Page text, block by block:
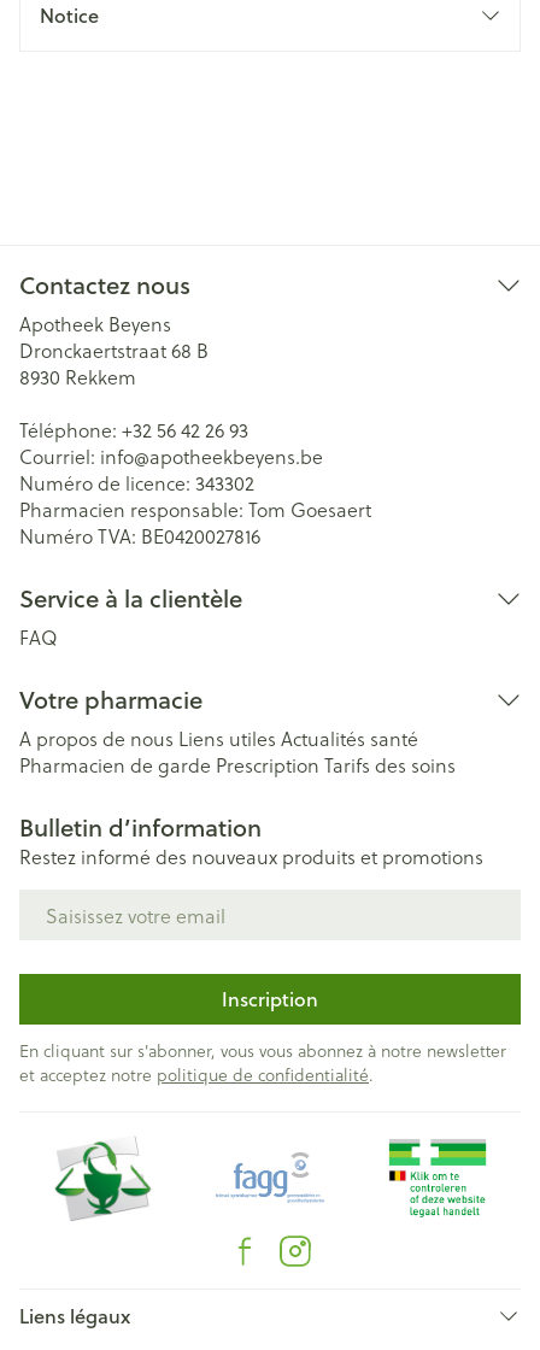
Notice
Contactez nous
Apotheek Beyens
Dronckaertstraat 68 B
8930 Rekkem
Téléphone: +32 56 42 26 93
Courriel: info@apotheekbeyens.be
Numéro de licence: 343302
Pharmacien responsable: Tom Goesaert
Numéro TVA: BE0420027816
Service à la clientèle
FAQ
Votre pharmacie
A propos de nous Liens utiles Actualités santé
Pharmacien de garde Prescription Tarifs des soins
Bulletin d’information
Restez informé des nouveaux produits et promotions
Inscription
En cliquant sur s'abonner, vous vous abonnez à notre newsletter
et acceptez notre politique de confidentialité.
Liens légaux